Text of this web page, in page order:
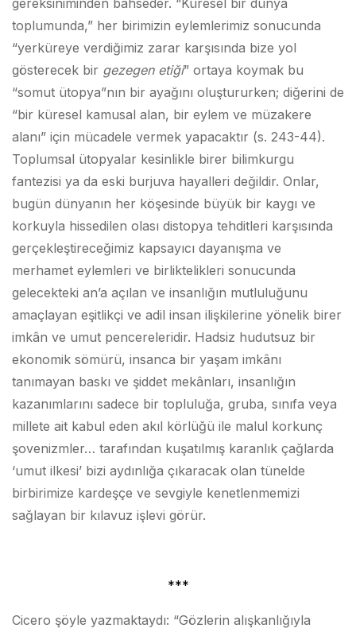
gereksiniminden bahseder. “Küresel bir dünya
toplumunda,” her birimizin eylemlerimiz sonucunda
“yerküreye verdiğimiz zarar karşısında bize yol
gösterecek bir gezegen etiği” ortaya koymak bu
“somut ütopya”nın bir ayağını oluştururken; diğerini de
“bir küresel kamusal alan, bir eylem ve müzakere
alanı” için mücadele vermek yapacaktır (s. 243-44).
Toplumsal ütopyalar kesinlikle birer bilimkurgu
fantezisi ya da eski burjuva hayalleri değildir. Onlar,
bugün dünyanın her köşesinde büyük bir kaygı ve
korkuyla hissedilen olası distopya tehditleri karşısında
gerçekleştireceğimiz kapsayıcı dayanışma ve
merhamet eylemleri ve birliktelikleri sonucunda
gelecekteki an’a açılan ve insanlığın mutluluğunu
amaçlayan eşitlikçi ve adil insan ilişkilerine yönelik birer
imkân ve umut pencereleridir. Hadsiz hudutsuz bir
ekonomik sömürü, insanca bir yaşam imkânı
tanımayan baskı ve şiddet mekânları, insanlığın
kazanımlarını sadece bir topluluğa, gruba, sınıfa veya
millete ait kabul eden akıl körlüğü ile malul korkunç
şovenizmler… tarafından kuşatılmış karanlık çağlarda
‘umut ilkesi’ bizi aydınlığa çıkaracak olan tünelde
birbirimize kardeşçe ve sevgiyle kenetlenmemizi
sağlayan bir kılavuz işlevi görür.
***
Cicero şöyle yazmaktaydı: “Gözlerin alışkanlığıyla